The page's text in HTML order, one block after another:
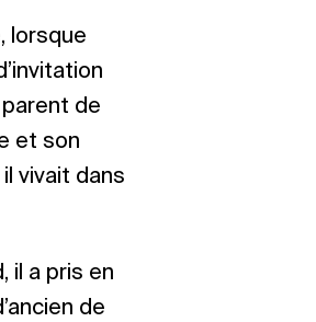
lorsque
parent de
et son
vivait dans
il a pris en
de